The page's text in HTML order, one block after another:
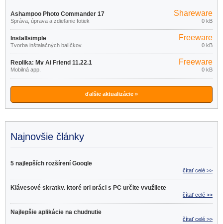
Ashampoo Photo Commander 17
18.0.2
Správa, úprava a zdieľanie fotiek
Shareware
0 kB
Installsimple
Tvorba inštalačných balíčkov.
Freeware
0 kB
Replika: My Ai Friend 11.22.1
Mobilná app.
Freeware
0 kB
ďalšie aktualizácie »
Najnovšie články
5 najlepších rozšírení Google
čítať celé >>
Klávesové skratky, ktoré pri práci s PC určite využijete
čítať celé >>
Najlepšie aplikácie na chudnutie
čítať celé >>